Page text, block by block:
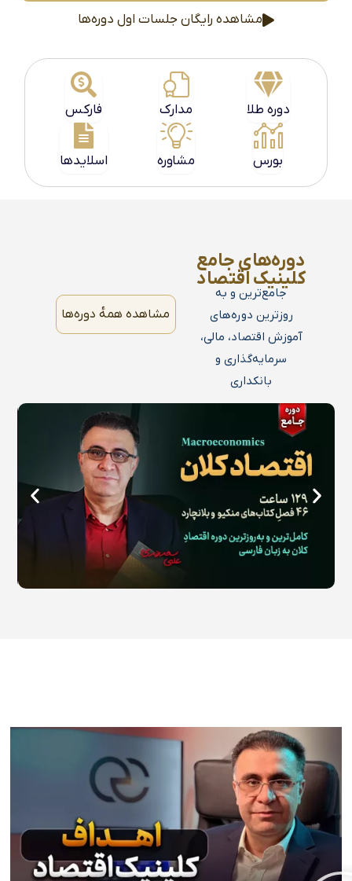
مشاهده رایگان جلسات اول دوره‌ها
دوره طلا مدارک فارکس
بورس مشاوره اسلایدها
دوره‌های جامع
کلینیک اقتصاد
جامع‌ترین و به
روزترین دوره‌های
آموزش اقتصاد، مالی،
سرمایه‌گذاری و
بانکداری
مشاهده همه‌ٔ دوره‌ها